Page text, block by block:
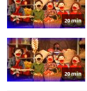
20 min
20 min